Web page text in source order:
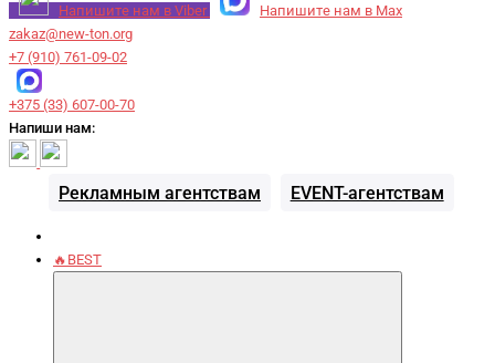
Напишите нам в Viber
Напишите нам в Max
zakaz@new-ton.org
+7 (910) 761-09-02
+375 (33) 607-00-70
Напиши нам:
Рекламным агентствам EVENT-агентствам
🔥BEST